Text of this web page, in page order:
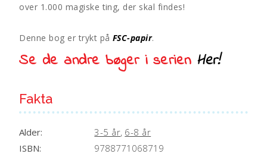
over 1.000 magiske ting, der skal findes!
Denne bog er trykt på FSC-papir.
Se de andre bøger i serien Her!
Fakta
Alder: 3-5 år, 6-8 år
ISBN:
9788771068719